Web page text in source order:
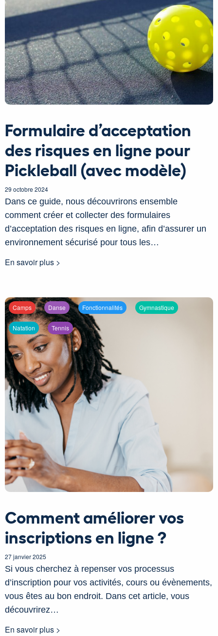
Formulaire d’acceptation
des risques en ligne pour
Pickleball (avec modèle)
29 octobre 2024
Dans ce guide, nous découvrirons ensemble
comment créer et collecter des formulaires
d’acceptation des risques en ligne, afin d’assurer un
environnement sécurisé pour tous les…
En savoir plus >
Camps Danse Fonctionnalités Gymnastique
Natation Tennis
Comment améliorer vos
inscriptions en ligne ?
27 janvier 2025
Si vous cherchez à repenser vos processus
d’inscription pour vos activités, cours ou évènements,
vous êtes au bon endroit. Dans cet article, vous
découvrirez…
En savoir plus >